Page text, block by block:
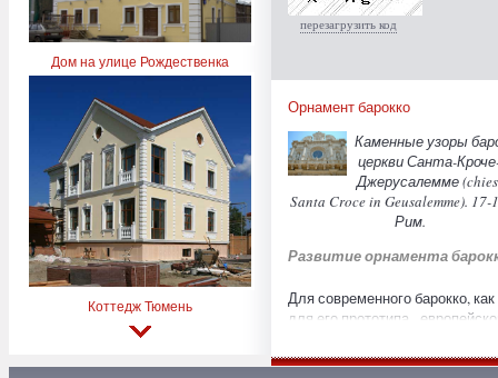
Дом на улице Рождественка
Коттедж Тюмень
перезагрузить код
Орнамент барокко
Каменные узоры
церкви Санта-
Джерусалемме
Santa Croce in Geusalemme). 17-
Рим.
Развитие орнамента
Для современного барокко, как
для его прототипа -
масштабность, резкие